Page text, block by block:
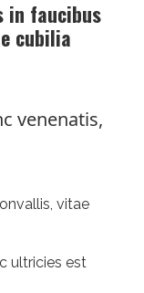
in faucibus
cubilia
venenatis,
vitae
ultricies est